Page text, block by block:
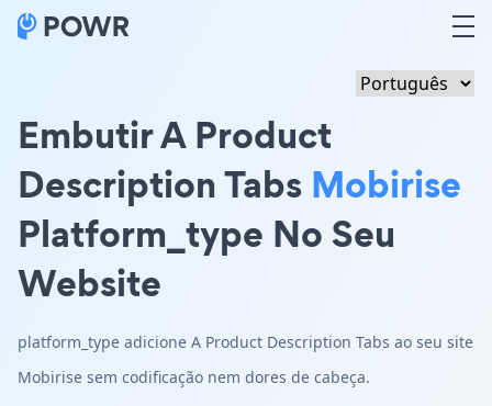
Embutir A Product
Description Tabs Mobirise
Platform_type No Seu
Website
platform_type adicione A Product Description Tabs ao seu site
Mobirise sem codificação nem dores de cabeça.